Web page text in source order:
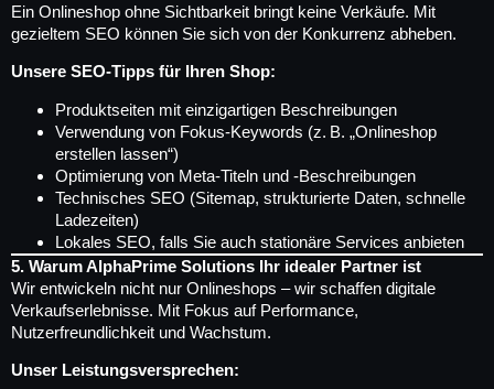
Ein Onlineshop ohne Sichtbarkeit bringt keine Verkäufe. Mit
gezieltem SEO können Sie sich von der Konkurrenz abheben.
Unsere SEO-Tipps für Ihren Shop:
Produktseiten mit einzigartigen Beschreibungen
Verwendung von Fokus-Keywords (z. B. „Onlineshop
erstellen lassen“)
Optimierung von Meta-Titeln und -Beschreibungen
Technisches SEO (Sitemap, strukturierte Daten, schnelle
Ladezeiten)
Lokales SEO, falls Sie auch stationäre Services anbieten
5. Warum AlphaPrime Solutions Ihr idealer Partner ist
Wir entwickeln nicht nur Onlineshops – wir schaffen digitale
Verkaufserlebnisse. Mit Fokus auf Performance,
Nutzerfreundlichkeit und Wachstum.
Unser Leistungsversprechen: